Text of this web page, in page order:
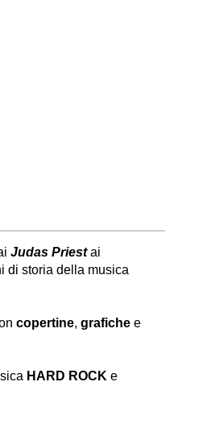
Judas Priestai
di storia della musica
copertine, grafiche e
HARD ROCK e